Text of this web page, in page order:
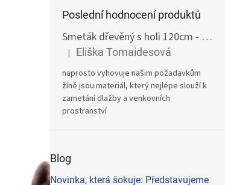
Poslední hodnocení produktů
Smeták dřevěný s holi 120cm - žíně
Hodnocení produktu je 5 z 5 hvězdiček.
| Eliška Tomaidesová
naprosto vyhovuje našim požadavkům
žíně jsou materiál, který nejlépe slouží k
zametání dlažby a venkovních
prostranství
Blog
Novinka, která šokuje: Představujeme